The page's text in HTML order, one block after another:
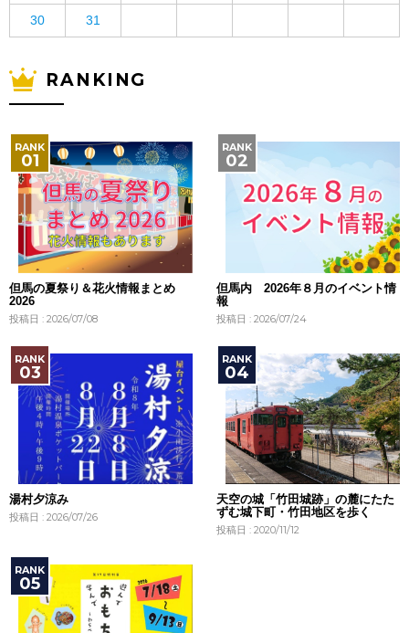
30 31
RANKING
但馬の夏祭り＆花火情報まとめ
2026
投稿日 : 2026/07/08
但馬内 2026年８月のイベント情
報
投稿日 : 2026/07/24
湯村夕涼み
投稿日 : 2026/07/26
天空の城「竹田城跡」の麓にたた
ずむ城下町・竹田地区を歩く
投稿日 : 2020/11/12